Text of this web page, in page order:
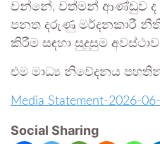
වන්නේ, වත්මන් ආණ්ඩුව ද
පනත දරුණු මර්දනකාරී
කිරීම සඳහා සුදුසුම
එම මාධ්‍ය නිවේදනය
Media Statement-2026-
Social Sharing